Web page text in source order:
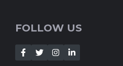
FOLLOW US